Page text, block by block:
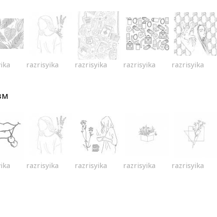
razrisyika razrisyika razrisyika razrisyika
razrisyika razrisyika razrisyika razrisyika